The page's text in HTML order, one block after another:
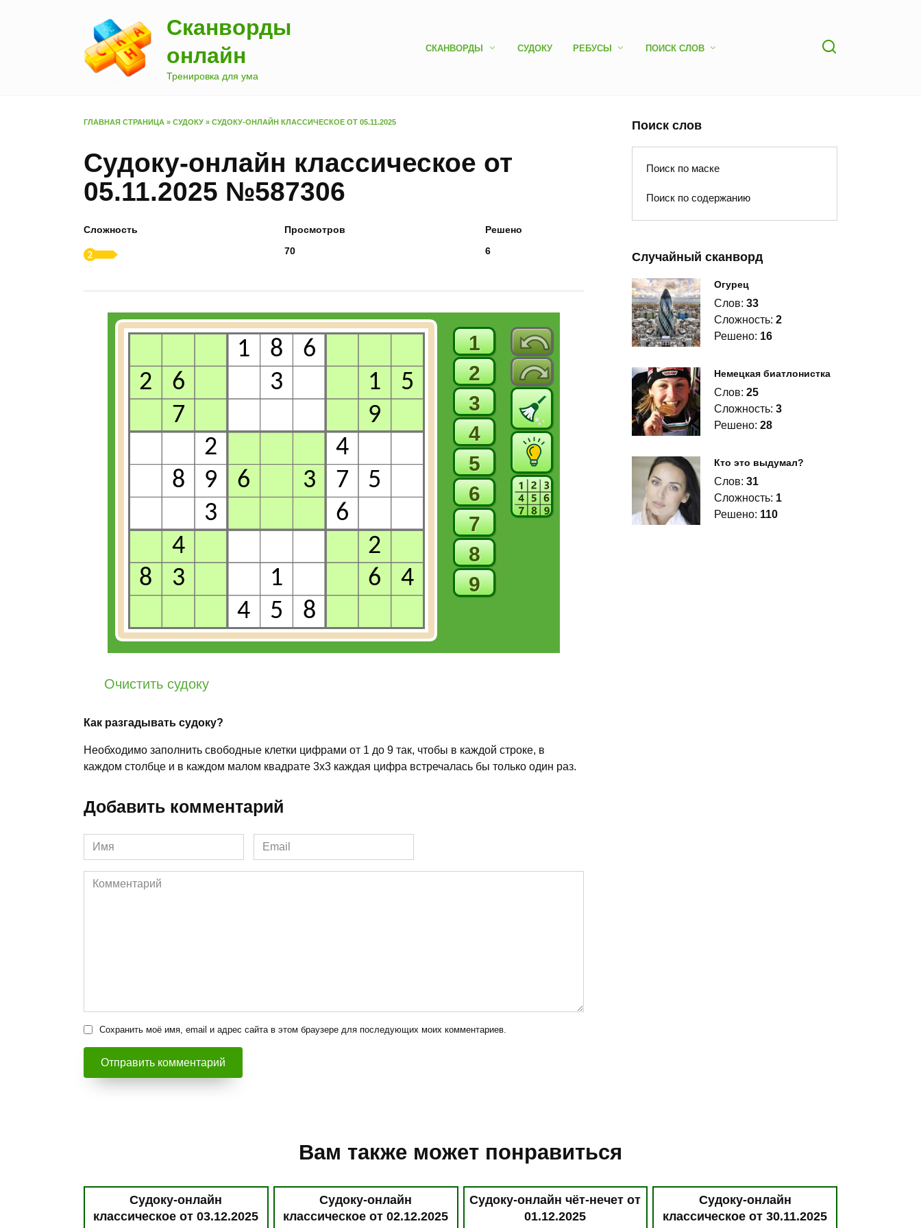
Сканворды
онлайн
Тренировка для ума
СКАНВОРДЫ СУДОКУ РЕБУСЫ ПОИСК СЛОВ
ГЛАВНАЯ СТРАНИЦА » СУДОКУ » СУДОКУ-ОНЛАЙН КЛАССИЧЕСКОЕ ОТ 05.11.2025
Судоку-онлайн классическое от
05.11.2025 №587306
Сложность
Просмотров
70
Решено
6
1
2
3
4
5
6
7
8
9
Очистить судоку
Как разгадывать судоку?
Необходимо заполнить свободные клетки цифрами от 1 до 9 так, чтобы в каждой строке, в
каждом столбце и в каждом малом квадрате 3x3 каждая цифра встречалась бы только один раз.
Добавить комментарий
Имя
*
Email
*
Комментарий
Сохранить моё имя, email и адрес сайта в этом браузере для последующих моих комментариев.
Поиск слов
Поиск по маске
Поиск по содержанию
Случайный сканворд
Огурец
Слов: 33
Сложность: 2
Решено: 16
Немецкая биатлонистка
Слов: 25
Сложность: 3
Решено: 28
Кто это выдумал?
Слов: 31
Сложность: 1
Решено: 110
Вам также может понравиться
Судоку-онлайн
классическое от 03.12.2025
Судоку-онлайн
классическое от 02.12.2025
Судоку-онлайн чёт-нечет от
01.12.2025
Судоку-онлайн
классическое от 30.11.2025